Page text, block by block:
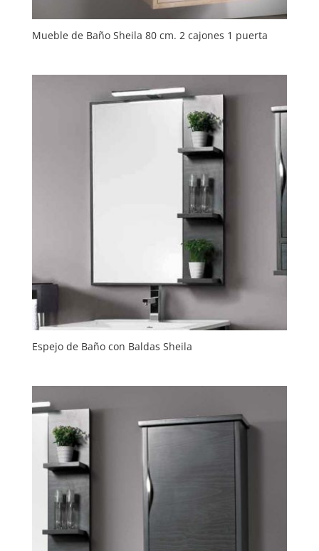
Mueble de Baño Sheila 80 cm. 2 cajones 1 puerta
Espejo de Baño con Baldas Sheila